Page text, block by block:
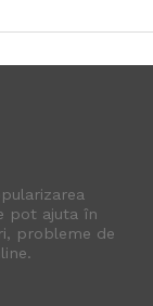
pot ajuta în
probleme de